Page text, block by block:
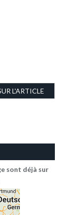
sont déjà sur